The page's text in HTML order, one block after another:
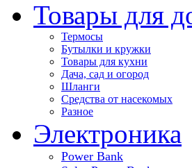
Товары для
Термосы
Бутылки и кружки
Товары для кухни
Дача, сад и огород
Шланги
Средства от насекомых
Разное
Электроника
Power Bank